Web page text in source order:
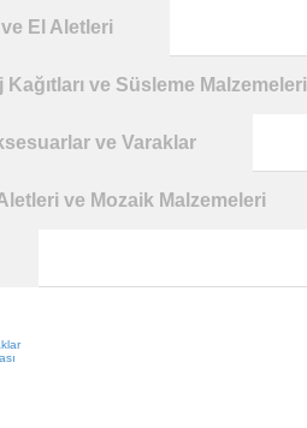
ve El Aletleri
Kağıtları ve Süsleme Malzemeleri
ve Varaklar
ve Mozaik Malzemeleri